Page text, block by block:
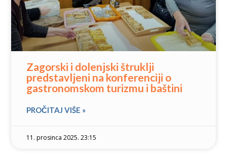
Zagorski i dolenjski štruklji
predstavljeni na konferenciji o
gastronomskom turizmu i baštini
PROČITAJ VIŠE »
11. prosinca 2025. 23:15